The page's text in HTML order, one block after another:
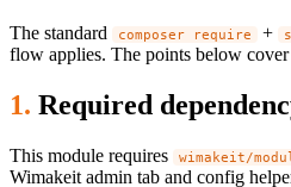
The standard composer require +
flow applies. The points below
Required
This module requires wimakeit/
Wimakeit admin tab and config